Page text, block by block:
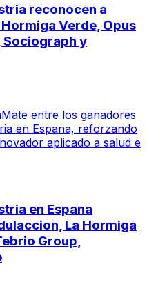
reconocen a
Verde, Opus
Sociograph y
entre los ganadores
en Espana, reforzando
aplicado a salud e
en Espana
La Hormiga
Group,